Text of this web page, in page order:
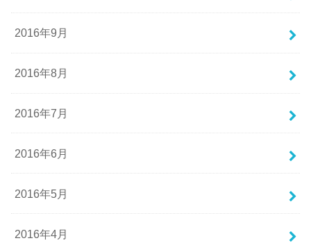
2016年9月
2016年8月
2016年7月
2016年6月
2016年5月
2016年4月